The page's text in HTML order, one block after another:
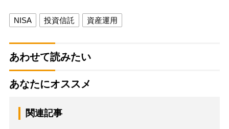
NISA 投資信託 資産運用
あわせて読みたい
あなたにオススメ
関連記事